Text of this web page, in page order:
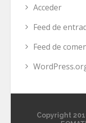
Acceder
Feed de
Feed de
Copyright